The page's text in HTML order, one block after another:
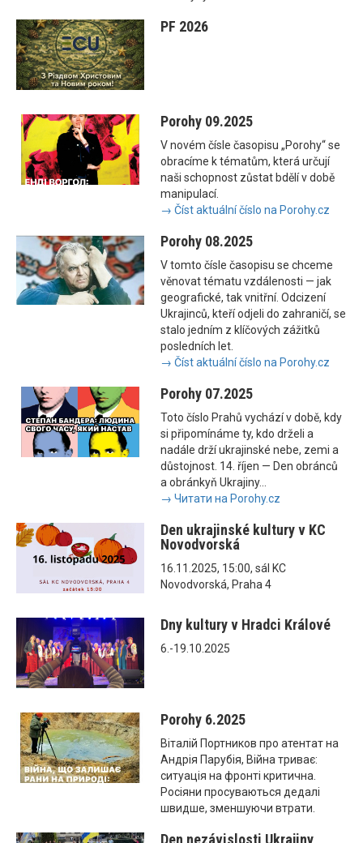
PF 2026
Porohy 09.2025
V novém čísle časopisu „Porohy“ se
obracíme k tématům, která určují
naši schopnost zůstat bdělí v době
manipulací.
→ Číst aktuální číslo na Porohy.cz
Porohy 08.2025
V tomto čísle časopisu se chceme
věnovat tématu vzdálenosti — jak
geografické, tak vnitřní. Odcizení
Ukrajinců, kteří odjeli do zahraničí, se
stalo jedním z klíčových zážitků
posledních let.
→ Číst aktuální číslo na Porohy.cz
Porohy 07.2025
Toto číslo Prahů vychází v době, kdy
si připomínáme ty, kdo drželi a
nadále drží ukrajinské nebe, zemi a
důstojnost. 14. říjen — Den obránců
a obránkyň Ukrajiny...
→ Читати на Porohy.cz
Den ukrajinské kultury v KC
Novodvorská
16.11.2025, 15:00, sál KC
Novodvorská, Praha 4
Dny kultury v Hradci Králové
6.-19.10.2025
Porohy 6.2025
Віталій Портников про атентат на
Андрія Парубія, Війна триває:
ситуація на фронті критична.
Росіяни просуваються дедалі
швидше, зменшуючи втрати.
Den nezávislosti Ukrajiny